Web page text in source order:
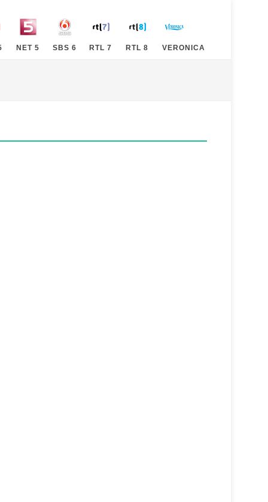
NET 5 SBS 6 RTL 7 RTL 8 VERONICA